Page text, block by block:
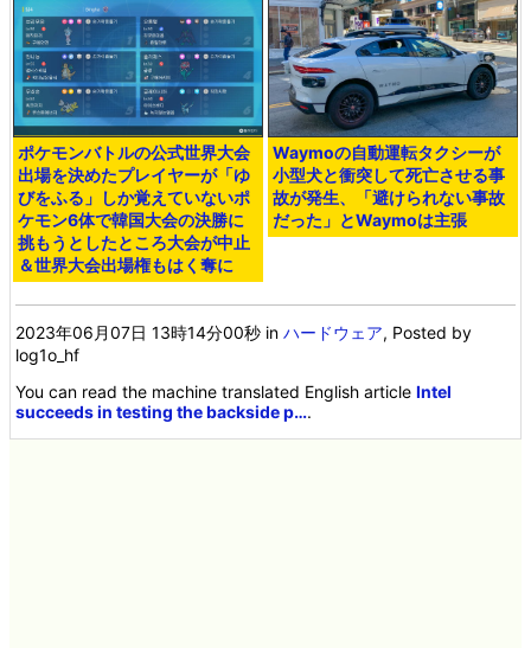
ポケモンバトルの公式世界大会
出場を決めたプレイヤーが「ゆ
びをふる」しか覚えていないポ
ケモン6体で韓国大会の決勝に
挑もうとしたところ大会が中止
＆世界大会出場権もはく奪に
Waymoの自動運転タクシーが
小型犬と衝突して死亡させる事
故が発生、「避けられない事故
だった」とWaymoは主張
2023年06月07日 13時14分00秒 inハードウェア, Posted by
log1o_hf
You can read the machine translated English articleIntel
succeeds in testing the backside p….